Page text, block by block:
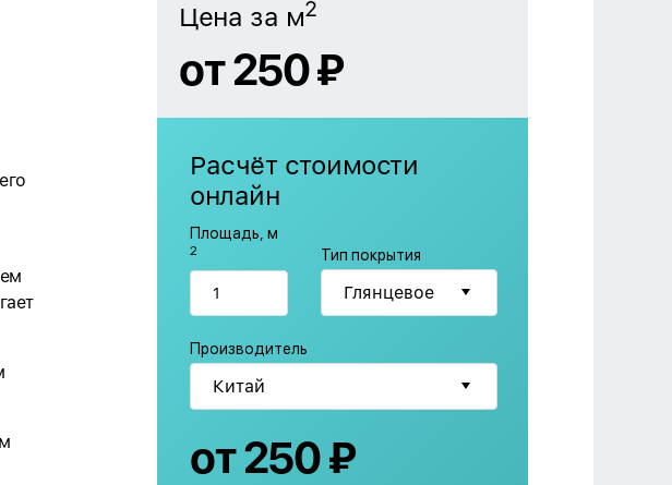
Цена за м2
от 250 ₽
Расчёт стоимости
онлайн
Площадь, м
2 Тип покрытия
Производитель
от 250 ₽